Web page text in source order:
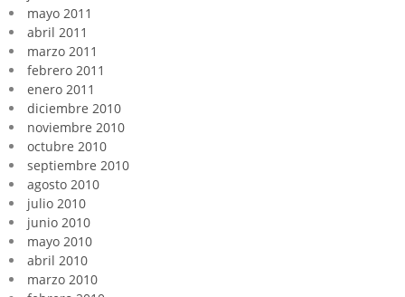
mayo 2011
abril 2011
marzo 2011
febrero 2011
enero 2011
diciembre 2010
noviembre 2010
octubre 2010
septiembre 2010
agosto 2010
julio 2010
junio 2010
mayo 2010
abril 2010
marzo 2010